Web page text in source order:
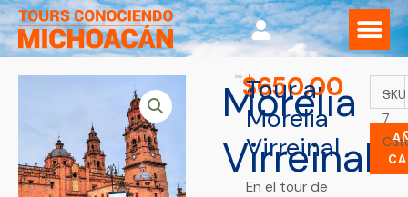
Ir
al
contenido
Morelia
Virreinal
$650.00
Tour a
Morelia
Virreinal
En el tour de
-
SKU
7